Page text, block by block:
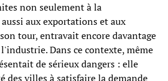
non seulement à la
aux exportations et aux
tour, entravait encore davantage
Dans ce contexte, même
de sérieux dangers : elle
des villes à satisfaire la demande